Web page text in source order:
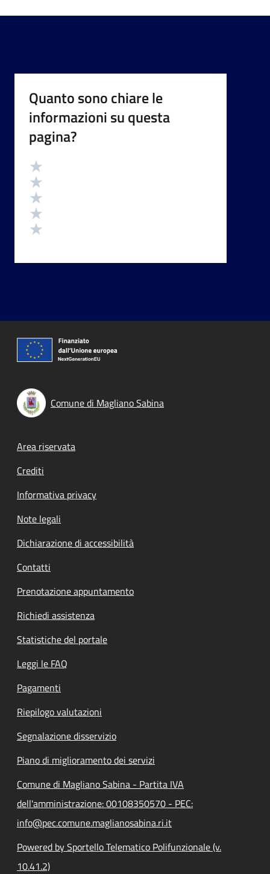
Quanto sono chiare le
informazioni su questa
pagina?
Valutazione
Comune di Magliano Sabina
Footer menu
Area riservata
Crediti
Informativa privacy
Note legali
Dichiarazione di accessibilità
Contatti
Prenotazione appuntamento
Richiedi assistenza
Statistiche del portale
Leggi le FAQ
Pagamenti
Riepilogo valutazioni
Segnalazione disservizio
Piano di miglioramento dei servizi
Comune di Magliano Sabina - Partita IVA
dell'amministrazione: 00108350570 - PEC:
info@pec.comune.maglianosabina.ri.it
Powered by Sportello Telematico Polifunzionale (v.
10.41.2)